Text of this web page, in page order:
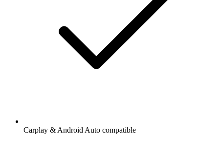
Carplay & Android Auto compatible